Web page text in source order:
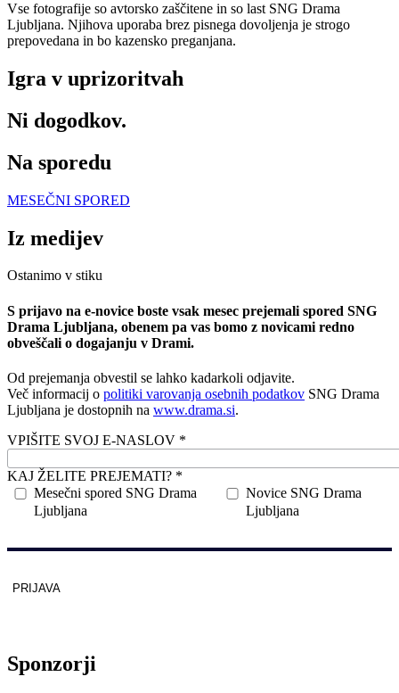
Vse fotografije so avtorsko zaščitene in so last SNG Drama
Ljubljana. Njihova uporaba brez pisnega dovoljenja je strogo
prepovedana in bo kazensko preganjana.
Igra v uprizoritvah
Ni dogodkov.
Na sporedu
MESEČNI SPORED
Iz medijev
Ostanimo v stiku
S prijavo na e-novice boste vsak mesec prejemali spored SNG
Drama Ljubljana, obenem pa vas bomo z novicami redno
obveščali o dogajanju v Drami.
Od prejemanja obvestil se lahko kadarkoli odjavite.
Več informacij o politiki varovanja osebnih podatkov SNG Drama
Ljubljana je dostopnih na www.drama.si.
VPIŠITE SVOJ E-NASLOV *
KAJ ŽELITE PREJEMATI? *
Mesečni spored SNG Drama
Ljubljana
Novice SNG Drama
Ljubljana
PRIJAVA
Sponzorji